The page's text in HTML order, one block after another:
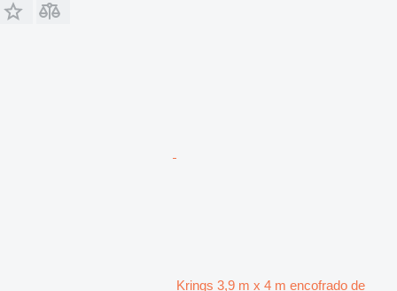
Krings 3,9 m x 4 m encofrado de